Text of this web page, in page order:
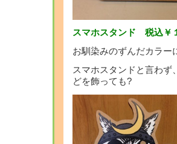
スマホスタンド 税込￥
お馴染みのずんだカラ
スマホスタンドと言わず
どを飾っても?